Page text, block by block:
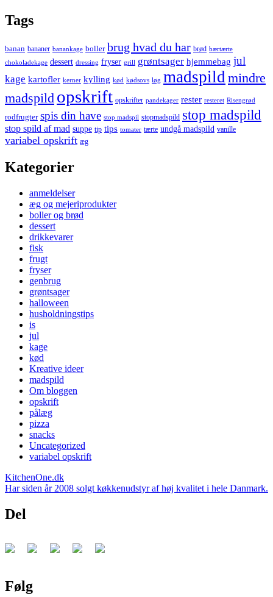
Tags
banan bananer banankage boller brug hvad du har brød bærtærte
chokoladekage dessert dressing fryser grill grøntsager hjemmebag jul
kage kartofler kerner kylling kød kødsovs løg madspildmindre
madspild opskrift opskrifter pandekager rester resteret Risengrød
rodfrugter spis din have stop madspil stopmadspild stop madspild
stop spild af mad suppe tip tips tomater tærte undgå madspild vanille
variabel opskrift æg
Kategorier
anmeldelser
æg og mejeriprodukter
boller og brød
dessert
drikkevarer
fisk
frugt
fryser
genbrug
grøntsager
halloween
husholdningstips
is
jul
kage
kød
Kreative ideer
madspild
Om bloggen
opskrift
pålæg
pizza
snacks
Uncategorized
variabel opskrift
KitchenOne.dk
Har siden år 2008 solgt køkkenudstyr af høj kvalitet i hele Danmark.
Del
Følg